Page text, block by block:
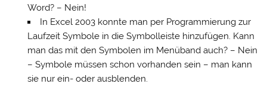
Word? – Nein!
In Excel 2003 konnte man per Programmierung zur
Laufzeit Symbole in die Symbolleiste hinzufügen. Kann
man das mit den Symbolen im Menüband auch? – Nein
– Symbole müssen schon vorhanden sein – man kann
sie nur ein- oder ausblenden.